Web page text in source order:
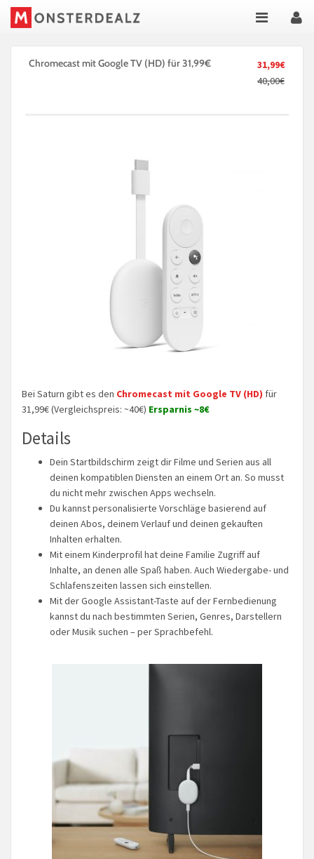
31,99€
40,00€
Chromecast mit Google TV (HD) für 31,99€
Bei Saturn gibt es den Chromecast mit Google TV (HD) für
31,99€ (Vergleichspreis: ~40€) Ersparnis ~8€
Details
Dein Startbildschirm zeigt dir Filme und Serien aus all
deinen kompatiblen Diensten an einem Ort an. So musst
du nicht mehr zwischen Apps wechseln.
Du kannst personalisierte Vorschläge basierend auf
deinen Abos, deinem Verlauf und deinen gekauften
Inhalten erhalten.
Mit einem Kinderprofil hat deine Familie Zugriff auf
Inhalte, an denen alle Spaß haben. Auch Wiedergabe- und
Schlafenszeiten lassen sich einstellen.
Mit der Google Assistant-Taste auf der Fernbedienung
kannst du nach bestimmten Serien, Genres, Darstellern
oder Musik suchen – per Sprachbefehl.